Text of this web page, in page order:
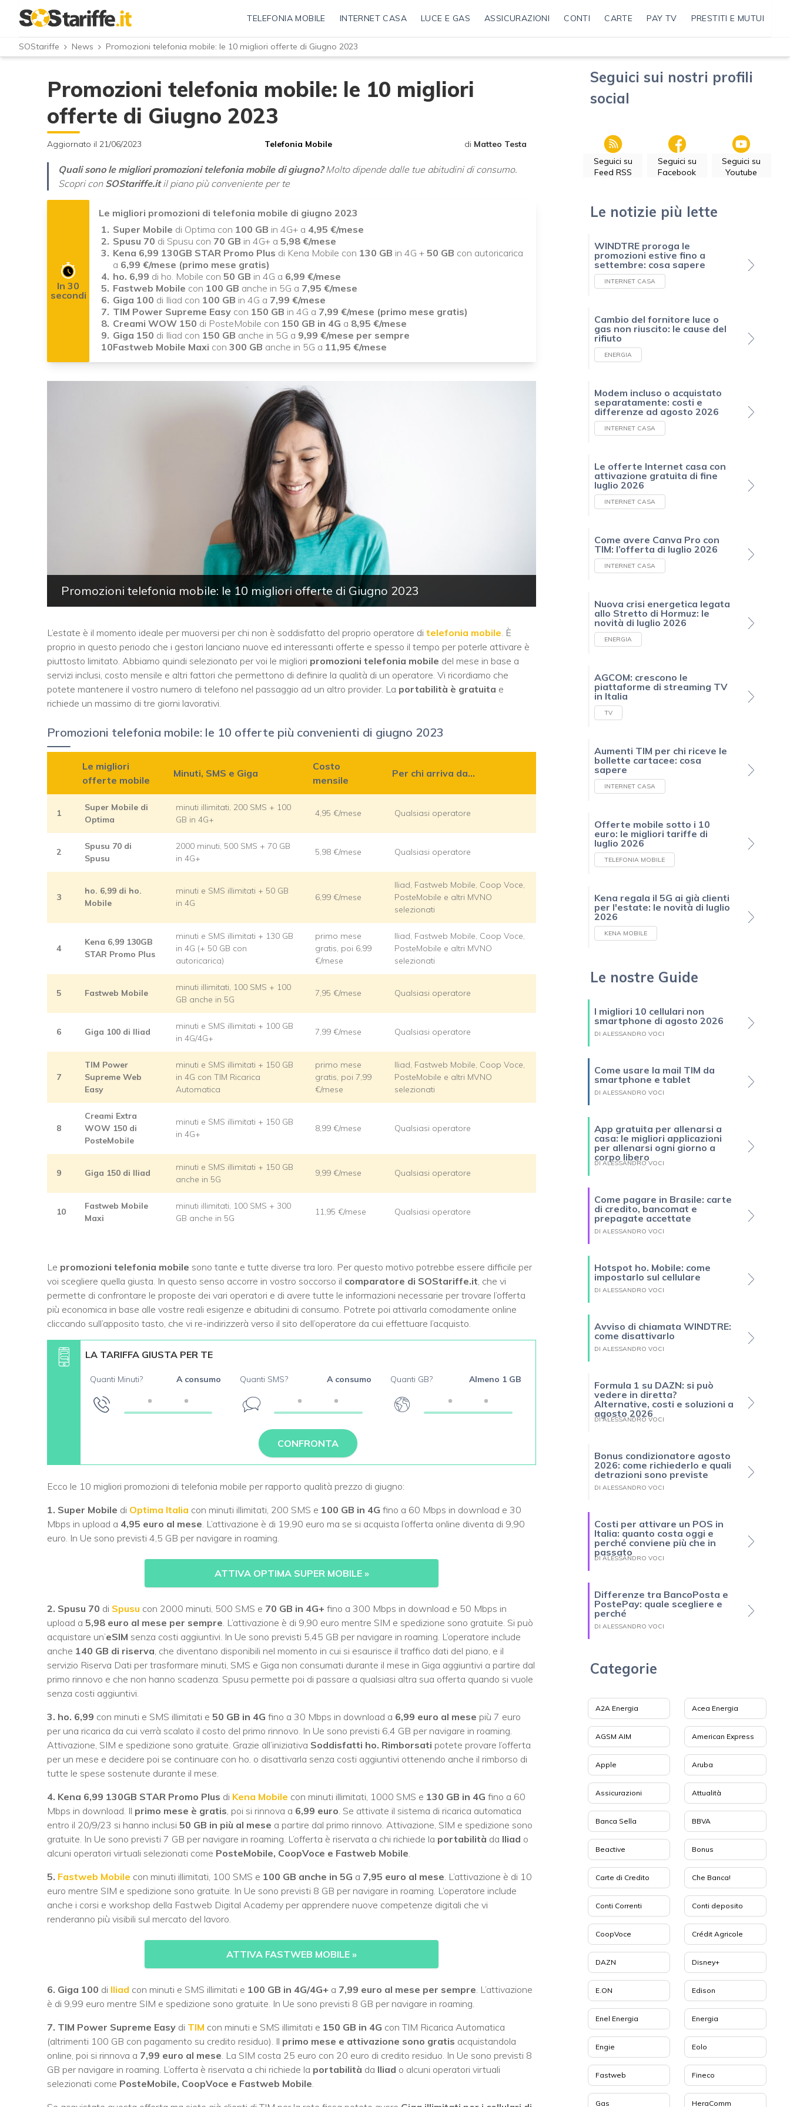
TELEFONIA MOBILE INTERNET CASA LUCE E GAS ASSICURAZIONI CONTI CARTE PAY TV PRESTITI E MUTUI
SOStariffe News Promozioni telefonia mobile: le 10 migliori offerte di Giugno 2023
Promozioni telefonia mobile: le 10 migliori
offerte di Giugno 2023
Aggiornato il 21/06/2023 Telefonia Mobile di Matteo Testa
Quali sono le migliori promozioni telefonia mobile di giugno?Molto dipende dalle tue abitudini di consumo.
Scopri con SOStariffe.itil piano più conveniente per te
In 30
secondi
Le migliori promozioni di telefonia mobile di giugno 2023
Super Mobile di Optima con 100 GB in 4G+ a 4,95 €/mese
Spusu 70 di Spusu con 70 GB in 4G+ a 5,98 €/mese
Kena 6,99 130GB STAR Promo Plus di Kena Mobile con 130 GB in 4G + 50 GB con autoricarica
a 6,99 €/mese (primo mese gratis)
ho. 6,99 di ho. Mobile con 50 GB in 4G a 6,99 €/mese
Fastweb Mobile con 100 GB anche in 5G a 7,95 €/mese
Giga 100 di Iliad con 100 GB in 4G a 7,99 €/mese
TIM Power Supreme Easy con 150 GB in 4G a 7,99 €/mese (primo mese gratis)
Creami WOW 150 di PosteMobile con 150 GB in 4G a 8,95 €/mese
Giga 150 di Iliad con 150 GB anche in 5G a 9,99 €/mese per sempre
Fastweb Mobile Maxi con 300 GB anche in 5G a 11,95 €/mese
Promozioni telefonia mobile: le 10 migliori offerte di Giugno 2023
L’estate è il momento ideale per muoversi per chi non è soddisfatto del proprio operatore di telefonia mobile. È
proprio in questo periodo che i gestori lanciano nuove ed interessanti offerte e spesso il tempo per poterle attivare è
piuttosto limitato. Abbiamo quindi selezionato per voi le migliori promozioni telefonia mobile del mese in base a
servizi inclusi, costo mensile e altri fattori che permettono di definire la qualità di un operatore. Vi ricordiamo che
potete mantenere il vostro numero di telefono nel passaggio ad un altro provider. La portabilità è gratuita e
richiede un massimo di tre giorni lavorativi.
Promozioni telefonia mobile: le 10 offerte più convenienti di giugno 2023
Le migliori
offerte mobile
Minuti, SMS e Giga
Costo
mensile
Per chi arriva da…
1
Super Mobile di
Optima
minuti illimitati, 200 SMS + 100
GB in 4G+
4,95 €/mese Qualsiasi operatore
2
Spusu 70 di
Spusu
2000 minuti, 500 SMS + 70 GB
in 4G+
5,98 €/mese Qualsiasi operatore
3
ho. 6,99 di ho.
Mobile
minuti e SMS illimitati + 50 GB
in 4G
6,99 €/mese
Iliad, Fastweb Mobile, Coop Voce,
PosteMobile e altri MVNO
selezionati
4
Kena 6,99 130GB
STAR Promo Plus
minuti e SMS illimitati + 130 GB
in 4G (+ 50 GB con
autoricarica)
primo mese
gratis, poi 6,99
€/mese
Iliad, Fastweb Mobile, Coop Voce,
PosteMobile e altri MVNO
selezionati
5 Fastweb Mobile
minuti illimitati, 100 SMS + 100
GB anche in 5G
7,95 €/mese Qualsiasi operatore
6 Giga 100 di Iliad
minuti e SMS illimitati + 100 GB
in 4G/4G+
7,99 €/mese Qualsiasi operatore
7
TIM Power
Supreme Web
Easy
minuti e SMS illimitati + 150 GB
in 4G con TIM Ricarica
Automatica
primo mese
gratis, poi 7,99
€/mese
Iliad, Fastweb Mobile, Coop Voce,
PosteMobile e altri MVNO
selezionati
8
Creami Extra
WOW 150 di
PosteMobile
minuti e SMS illimitati + 150 GB
in 4G+
8,99 €/mese Qualsiasi operatore
9 Giga 150 di Iliad
minuti e SMS illimitati + 150 GB
anche in 5G
9,99 €/mese Qualsiasi operatore
10
Fastweb Mobile
Maxi
minuti illimitati, 100 SMS + 300
GB anche in 5G
11,95 €/mese Qualsiasi operatore
Le promozioni telefonia mobile sono tante e tutte diverse tra loro. Per questo motivo potrebbe essere difficile per
voi scegliere quella giusta. In questo senso accorre in vostro soccorso il comparatore di SOStariffe.it , che vi
permette di confrontare le proposte dei vari operatori e di avere tutte le informazioni necessarie per trovare l’offerta
più economica in base alle vostre reali esigenze e abitudini di consumo. Potrete poi attivarla comodamente online
cliccando sull’apposito tasto, che vi re-indirizzerà verso il sito dell’operatore da cui effettuare l’acquisto.
LA TARIFFA GIUSTA PER TE
Quanti Minuti? A consumo Quanti SMS? A consumo Quanti GB? Almeno 1 GB
CONFRONTA
Ecco le 10 migliori promozioni di telefonia mobile per rapporto qualità prezzo di giugno:
1. Super Mobile di Optima Italia con minuti illimitati, 200 SMS e 100 GB in 4G fino a 60 Mbps in download e 30
Mbps in upload a 4,95 euro al mese . L’attivazione è di 19,90 euro ma se si acquista l’offerta online diventa di 9,90
euro. In Ue sono previsti 4,5 GB per navigare in roaming.
ATTIVA OPTIMA SUPER MOBILE »
2. Spusu 70 di Spusu con 2000 minuti, 500 SMS e 70 GB in 4G+ fino a 300 Mbps in download e 50 Mbps in
upload a 5,98 euro al mese per sempre . L’attivazione è di 9,90 euro mentre SIM e spedizione sono gratuite. Si può
acquistare un’eSIM senza costi aggiuntivi. In Ue sono previsti 5,45 GB per navigare in roaming. L’operatore include
anche 140 GB di riserva , che diventano disponibili nel momento in cui si esaurisce il traffico dati del piano, e il
servizio Riserva Dati per trasformare minuti, SMS e Giga non consumati durante il mese in Giga aggiuntivi a partire dal
primo rinnovo e che non hanno scadenza. Spusu permette poi di passare a qualsiasi altra sua offerta quando si vuole
senza costi aggiuntivi.
3. ho. 6,99 con minuti e SMS illimitati e 50 GB in 4G fino a 30 Mbps in download a 6,99 euro al mese più 7 euro
per una ricarica da cui verrà scalato il costo del primo rinnovo. In Ue sono previsti 6,4 GB per navigare in roaming.
Attivazione, SIM e spedizione sono gratuite. Grazie all’iniziativa Soddisfatti ho. Rimborsati potete provare l’offerta
per un mese e decidere poi se continuare con ho. o disattivarla senza costi aggiuntivi ottenendo anche il rimborso di
tutte le spese sostenute durante il mese.
4. Kena 6,99 130GB STAR Promo Plus di Kena Mobile con minuti illimitati, 1000 SMS e 130 GB in 4G fino a 60
Mbps in download. Il primo mese è gratis , poi si rinnova a 6,99 euro . Se attivate il sistema di ricarica automatica
entro il 20/9/23 si hanno inclusi 50 GB in più al mese a partire dal primo rinnovo. Attivazione, SIM e spedizione sono
gratuite. In Ue sono previsti 7 GB per navigare in roaming. L’offerta è riservata a chi richiede la portabilità da Iliad o
alcuni operatori virtuali selezionati come PosteMobile, CoopVoce e Fastweb Mobile
5. Fastweb Mobile con minuti illimitati, 100 SMS e 100 GB anche in 5G a 7,95 euro al mese . L’attivazione è di 10
euro mentre SIM e spedizione sono gratuite. In Ue sono previsti 8 GB per navigare in roaming. L’operatore include
anche i corsi e workshop della Fastweb Digital Academy per apprendere nuove competenze digitali che vi
renderanno più visibili sul mercato del lavoro.
ATTIVA FASTWEB MOBILE »
6. Giga 100 di Iliad con minuti e SMS illimitati e 100 GB in 4G/4G+ a 7,99 euro al mese per sempre . L’attivazione
è di 9,99 euro mentre SIM e spedizione sono gratuite. In Ue sono previsti 8 GB per navigare in roaming.
7. TIM Power Supreme Easy di TIM con minuti e SMS illimitati e 150 GB in 4G con TIM Ricarica Automatica
(altrimenti 100 GB con pagamento su credito residuo). Il primo mese e attivazione sono gratis acquistandola
online, poi si rinnova a 7,99 euro al mese . La SIM costa 25 euro con 20 euro di credito residuo. In Ue sono previsti 8
GB per navigare in roaming. L’offerta è riservata a chi richiede la portabilità da Iliad o alcuni operatori virtuali
selezionati come PosteMobile, CoopVoce e Fastweb Mobile
Seguici sui nostri profili
social
Seguici su
Feed RSS
Seguici su
Facebook
Seguici su
Youtube
Le notizie più lette
WINDTRE proroga le
promozioni estive fino a
settembre: cosa sapere
INTERNET CASA
Cambio del fornitore luce o
gas non riuscito: le cause del
rifiuto
ENERGIA
Modem incluso o acquistato
separatamente: costi e
differenze ad agosto 2026
INTERNET CASA
Le offerte Internet casa con
attivazione gratuita di fine
luglio 2026
INTERNET CASA
Come avere Canva Pro con
TIM: l’offerta di luglio 2026
INTERNET CASA
Nuova crisi energetica legata
allo Stretto di Hormuz: le
novità di luglio 2026
ENERGIA
AGCOM: crescono le
piattaforme di streaming TV
in Italia
TV
Aumenti TIM per chi riceve le
bollette cartacee: cosa
sapere
INTERNET CASA
Offerte mobile sotto i 10
euro: le migliori tariffe di
luglio 2026
TELEFONIA MOBILE
Kena regala il 5G ai già clienti
per l'estate: le novità di luglio
2026
KENA MOBILE
Le nostre Guide
I migliori 10 cellulari non
smartphone di agosto 2026
DI ALESSANDRO VOCI
Come usare la mail TIM da
smartphone e tablet
DI ALESSANDRO VOCI
App gratuita per allenarsi a
casa: le migliori applicazioni
per allenarsi ogni giorno a
corpo libero
DI ALESSANDRO VOCI
Come pagare in Brasile: carte
di credito, bancomat e
prepagate accettate
DI ALESSANDRO VOCI
Hotspot ho. Mobile: come
impostarlo sul cellulare
DI ALESSANDRO VOCI
Avviso di chiamata WINDTRE:
come disattivarlo
DI ALESSANDRO VOCI
Formula 1 su DAZN: si può
vedere in diretta?
Alternative, costi e soluzioni a
agosto 2026
DI ALESSANDRO VOCI
Bonus condizionatore agosto
2026: come richiederlo e quali
detrazioni sono previste
DI ALESSANDRO VOCI
Costi per attivare un POS in
Italia: quanto costa oggi e
perché conviene più che in
passato
DI ALESSANDRO VOCI
Differenze tra BancoPosta e
PostePay: quale scegliere e
perché
DI ALESSANDRO VOCI
Categorie
A2A Energia Acea Energia
AGSM AIM American Express
Apple Aruba
Assicurazioni Attualità
Banca Sella BBVA
Beactive Bonus
Carte di Credito Che Banca!
Conti Correnti Conti deposito
CoopVoce Crédit Agricole
DAZN Disney+
E.ON Edison
Enel Energia Energia
Engie Eolo
Fastweb Fineco
Gas HeraComm